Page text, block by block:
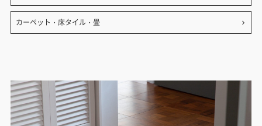
カーペット・床タイル・畳